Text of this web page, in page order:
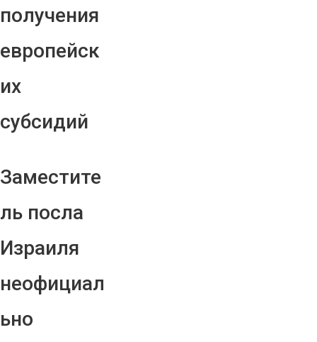
получения
европейск
их
субсидий
Заместите
ль посла
Израиля
неофициал
ьно